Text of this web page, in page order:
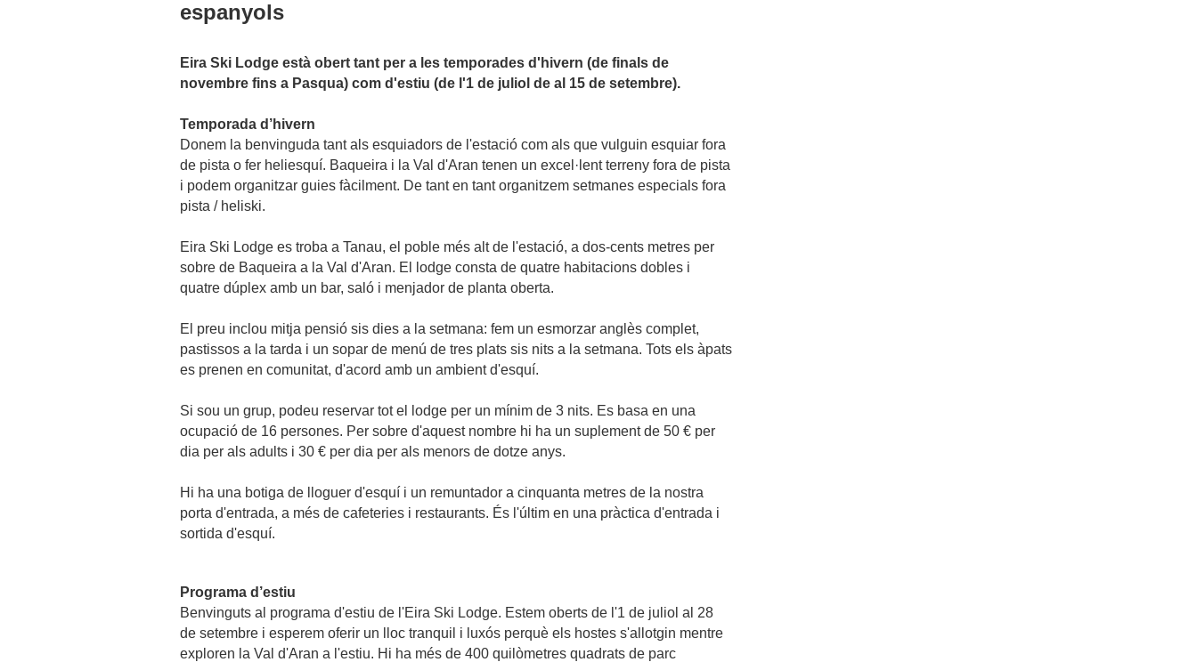
espanyols
Eira Ski Lodge està obert tant per a les temporades d'hivern (de finals de
novembre fins a Pasqua) com d'estiu (de l'1 de juliol de al 15 de setembre).
Temporada d’hivern
Donem la benvinguda tant als esquiadors de l'estació com als que vulguin esquiar fora
de pista o fer heliesquí. Baqueira i la Val d'Aran tenen un excel·lent terreny fora de pista
i podem organitzar guies fàcilment. De tant en tant organitzem setmanes especials fora
pista / heliski.
Eira Ski Lodge es troba a Tanau, el poble més alt de l'estació, a dos-cents metres per
sobre de Baqueira a la Val d'Aran. El lodge consta de quatre habitacions dobles i
quatre dúplex amb un bar, saló i menjador de planta oberta.
El preu inclou mitja pensió sis dies a la setmana: fem un esmorzar anglès complet,
pastissos a la tarda i un sopar de menú de tres plats sis nits a la setmana. Tots els àpats
es prenen en comunitat, d'acord amb un ambient d'esquí.
Si sou un grup, podeu reservar tot el lodge per un mínim de 3 nits. Es basa en una
ocupació de 16 persones. Per sobre d'aquest nombre hi ha un suplement de 50 € per
dia per als adults i 30 € per dia per als menors de dotze anys.
Hi ha una botiga de lloguer d'esquí i un remuntador a cinquanta metres de la nostra
porta d'entrada, a més de cafeteries i restaurants. És l'últim en una pràctica d'entrada i
sortida d'esquí.
Programa d’estiu
Benvinguts al programa d'estiu de l'Eira Ski Lodge. Estem oberts de l'1 de juliol al 28
de setembre i esperem oferir un lloc tranquil i luxós perquè els hostes s'allotgin mentre
exploren la Val d'Aran a l'estiu. Hi ha més de 400 quilòmetres quadrats de parc